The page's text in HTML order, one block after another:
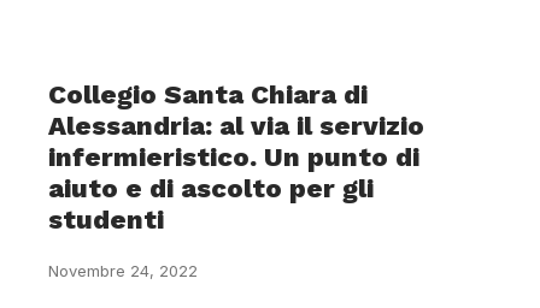
Collegio Santa Chiara di
Alessandria: al via il servizio
infermieristico. Un punto di
aiuto e di ascolto per gli
studenti
Novembre 24, 2022